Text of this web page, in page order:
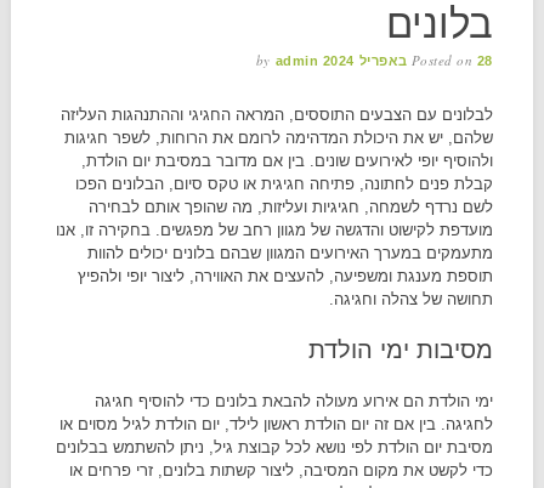
בלונים
Posted on 28 באפריל 2024 by admin
לבלונים עם הצבעים התוססים, המראה החגיגי וההתנהגות העליזה
שלהם, יש את היכולת המדהימה לרומם את הרוחות, לשפר חגיגות
ולהוסיף יופי לאירועים שונים. בין אם מדובר במסיבת יום הולדת,
קבלת פנים לחתונה, פתיחה חגיגית או טקס סיום, הבלונים הפכו
לשם נרדף לשמחה, חגיגיות ועליזות, מה שהופך אותם לבחירה
מועדפת לקישוט והדגשה של מגוון רחב של מפגשים. בחקירה זו, אנו
מתעמקים במערך האירועים המגוון שבהם בלונים יכולים להוות
תוספת מענגת ומשפיעה, להעצים את האווירה, ליצור יופי ולהפיץ
תחושה של צהלה וחגיגה.
מסיבות ימי הולדת
ימי הולדת הם אירוע מעולה להבאת בלונים כדי להוסיף חגיגה
לחגיגה. בין אם זה יום הולדת ראשון לילד, יום הולדת לגיל מסוים או
מסיבת יום הולדת לפי נושא לכל קבוצת גיל, ניתן להשתמש בבלונים
כדי לקשט את מקום המסיבה, ליצור קשתות בלונים, זרי פרחים או